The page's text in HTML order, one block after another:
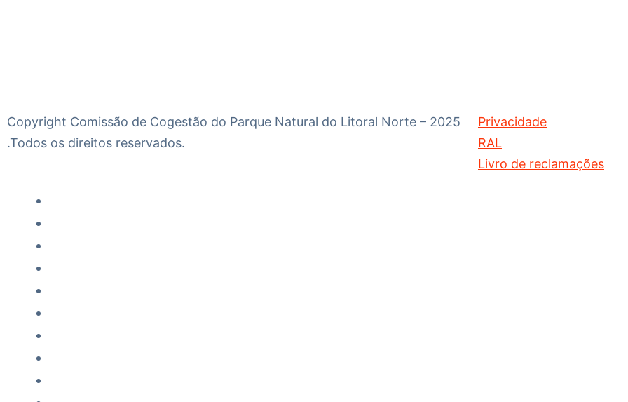
Copyright Comissão de Cogestão do Parque Natural do Litoral Norte – 2025
.Todos os direitos reservados.
Privacidade
RAL
Livro de reclamações